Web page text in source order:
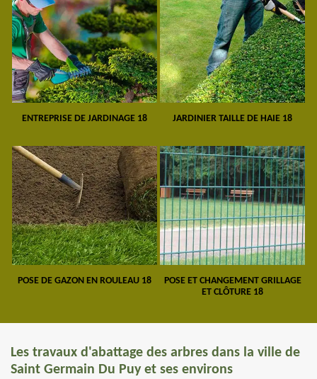
ENTREPRISE DE JARDINAGE 18 JARDINIER TAILLE DE HAIE 18
POSE DE GAZON EN ROULEAU 18
POSE ET CHANGEMENT GRILLAGE
ET CLÔTURE 18
Les travaux d'abattage des arbres dans la ville de
Saint Germain Du Puy et ses environs